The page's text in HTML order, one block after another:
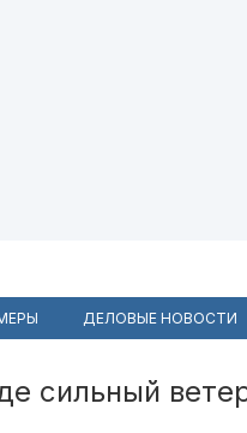
ДЕЛОВЫЕ НОВОСТИ
сильный